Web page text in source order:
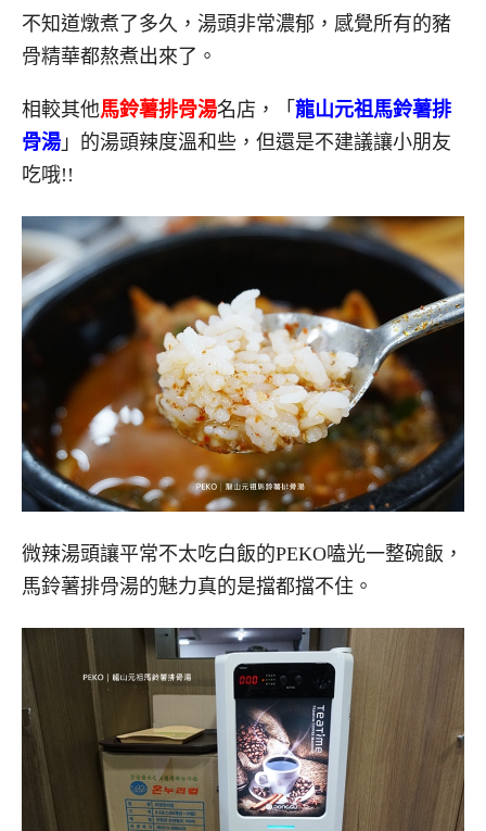
不知道燉煮了多久，湯頭非常濃郁，感覺所有的豬
骨精華都熬煮出來了。
相較其他馬鈴薯排骨湯名店，「 龍山元祖馬鈴薯排
骨湯 」的湯頭辣度溫和些，但還是不建議讓小朋友
吃哦!!
微辣湯頭讓平常不太吃白飯的PEKO嗑光一整碗飯，
馬鈴薯排骨湯的魅力真的是擋都擋不住。